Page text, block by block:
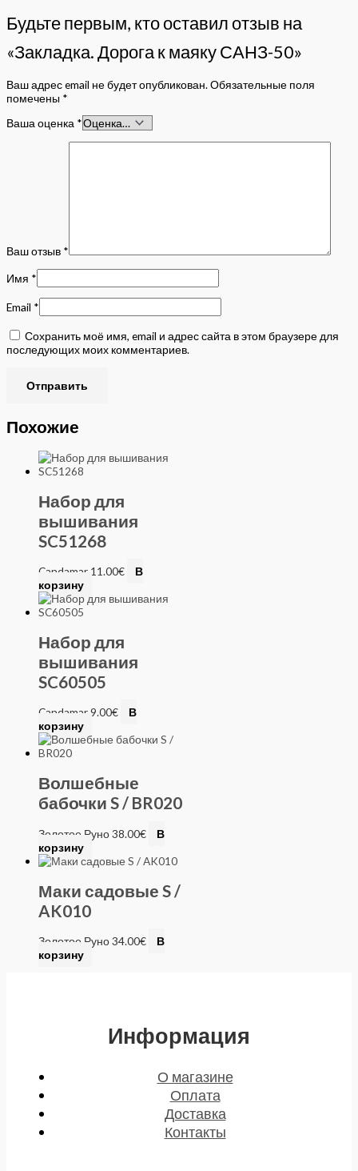
Будьте первым, кто оставил отзыв на
«Закладка. Дорога к маяку САНЗ-50»
Ваш адрес email не будет опубликован.Обязательные поля
помечены *
Ваша оценка *
Ваш отзыв *
Имя *
Email *
Сохранить моё имя, email и адрес сайта в этом браузере для
последующих моих комментариев.
Похожие
Набор для
вышивания
SC51268
Candamar 11.00€
В
корзину
Набор для
вышивания
SC60505
Candamar9.00€
В
корзину
Волшебные
бабочки S / BR020
Золотое Руно38.00€
В
корзину
Маки садовые S /
AK010
Золотое Руно34.00€
В
корзину
Информация
О магазине
Оплата
Доставка
Контакты